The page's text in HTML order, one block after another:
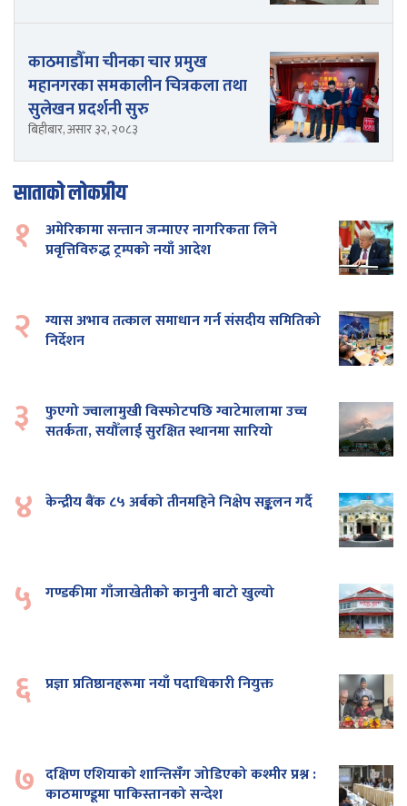
काठमाडौँमा चीनका चार प्रमुख
महानगरका समकालीन चित्रकला तथा
सुलेखन प्रदर्शनी सुरु
बिहीबार, असार ३२, २०८३
साताको लोकप्रीय
१
अमेरिकामा सन्तान जन्माएर नागरिकता लिने
प्रवृत्तिविरुद्ध ट्रम्पको नयाँ आदेश
२
ग्यास अभाव तत्काल समाधान गर्न संसदीय समितिको
निर्देशन
३
फुएगो ज्वालामुखी विस्फोटपछि ग्वाटेमालामा उच्च
सतर्कता, सयौँलाई सुरक्षित स्थानमा सारियो
४ केन्द्रीय बैंक ८५ अर्बको तीनमहिने निक्षेप सङ्कलन गर्दै
५ गण्डकीमा गाँजाखेतीको कानुनी बाटो खुल्यो
६ प्रज्ञा प्रतिष्ठानहरूमा नयाँ पदाधिकारी नियुक्त
७ दक्षिण एशियाको शान्तिसँग जोडिएको कश्मीर प्रश्न :
काठमाण्डूमा पाकिस्तानको सन्देश